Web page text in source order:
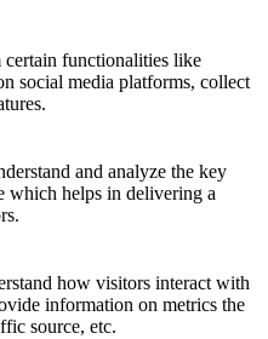
functionalities like
social media platforms, collect
and analyze the key
which helps in delivering a
how visitors interact with
information on metrics the
source, etc.